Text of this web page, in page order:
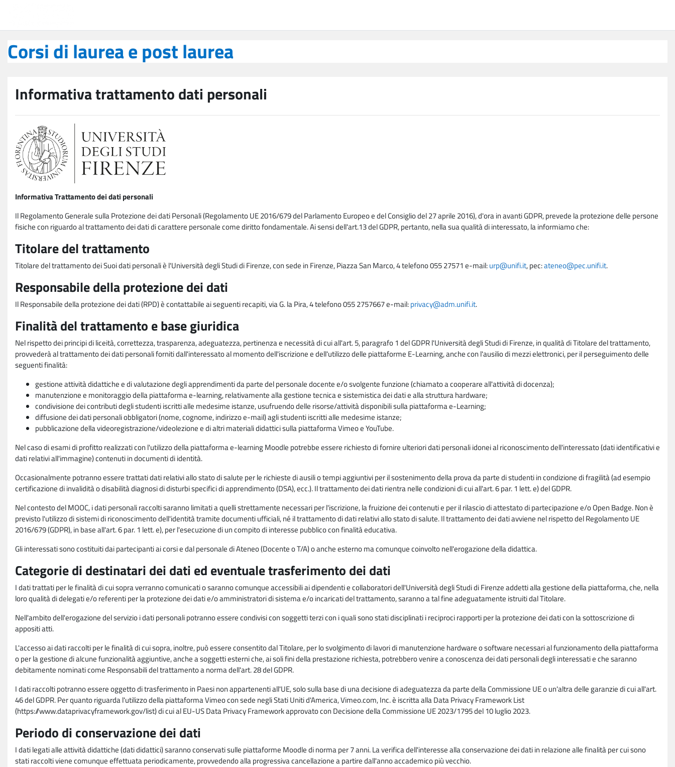
Corsi di laurea e post laurea
Informativa trattamento dati personali
Informativa Trattamento dei dati personali
Il Regolamento Generale sulla Protezione dei dati Personali (Regolamento UE 2016/679 del Parlamento Europeo e del Consiglio del 27 aprile 2016), d'ora in avanti GDPR, prevede la protezione delle persone
fisiche con riguardo al trattamento dei dati di carattere personale come diritto fondamentale. Ai sensi dell'art.13 del GDPR, pertanto, nella sua qualità di interessato, la informiamo che:
Titolare del trattamento
Titolare del trattamento dei Suoi dati personali è l'Università degli Studi di Firenze, con sede in Firenze, Piazza San Marco, 4 telefono 055 27571 e-mail:urp@unifi.it, pec:ateneo@pec.unifi.it.
Responsabile della protezione dei dati
Il Responsabile della protezione dei dati (RPD) è contattabile ai seguenti recapiti, via G. la Pira, 4 telefono 055 2757667 e-mail:privacy@adm.unifi.it.
Finalità del trattamento e base giuridica
Nel rispetto dei principi di liceità, correttezza, trasparenza, adeguatezza, pertinenza e necessità di cui all'art. 5, paragrafo 1 del GDPR l'Università degli Studi di Firenze, in qualità di Titolare del trattamento,
provvederà al trattamento dei dati personali forniti dall'interessato al momento dell'iscrizione e dell'utilizzo delle piattaforme E-Learning, anche con l'ausilio di mezzi elettronici, per il perseguimento delle
seguenti finalità:
gestione attività didattiche e di valutazione degli apprendimenti da parte del personale docente e/o svolgente funzione (chiamato a cooperare all'attività di docenza);
manutenzione e monitoraggio della piattaforma e-learning, relativamente alla gestione tecnica e sistemistica dei dati e alla struttura hardware;
condivisione dei contributi degli studenti iscritti alle medesime istanze, usufruendo delle risorse/attività disponibili sulla piattaforma e-Learning;
diffusione dei dati personali obbligatori (nome, cognome, indirizzo e-mail) agli studenti iscritti alle medesime istanze;
pubblicazione della videoregistrazione/videolezione e di altri materiali didattici sulla piattaforma Vimeo e YouTube.
Nel caso di esami di profitto realizzati con l'utilizzo della piattaforma e-learning Moodle potrebbe essere richiesto di fornire ulteriori dati personali idonei al riconoscimento dell'interessato (dati identificativi e
dati relativi all'immagine) contenuti in documenti di identità.
Occasionalmente potranno essere trattati dati relativi allo stato di salute per le richieste di ausili o tempi aggiuntivi per il sostenimento della prova da parte di studenti in condizione di fragilità (ad esempio
certificazione di invalidità o disabilità diagnosi di disturbi specifici di apprendimento (DSA), ecc.). Il trattamento dei dati rientra nelle condizioni di cui all'art. 6 par. 1 lett. e) del GDPR.
Nel contesto del MOOC, i dati personali raccolti saranno limitati a quelli strettamente necessari per l'iscrizione, la fruizione dei contenuti e per il rilascio di attestato di partecipazione e/o Open Badge. Non è
previsto l'utilizzo di sistemi di riconoscimento dell'identità tramite documenti ufficiali, né il trattamento di dati relativi allo stato di salute. Il trattamento dei dati avviene nel rispetto del Regolamento UE
2016/679 (GDPR), in base all'art. 6 par. 1 lett. e), per l'esecuzione di un compito di interesse pubblico con finalità educativa.
Gli interessati sono costituiti dai partecipanti ai corsi e dal personale di Ateneo (Docente o T/A) o anche esterno ma comunque coinvolto nell'erogazione della didattica.
Categorie di destinatari dei dati ed eventuale trasferimento dei dati
I dati trattati per le finalità di cui sopra verranno comunicati o saranno comunque accessibili ai dipendenti e collaboratori dell'Università degli Studi di Firenze addetti alla gestione della piattaforma, che, nella
loro qualità di delegati e/o referenti per la protezione dei dati e/o amministratori di sistema e/o incaricati del trattamento, saranno a tal fine adeguatamente istruiti dal Titolare.
Nell'ambito dell'erogazione del servizio i dati personali potranno essere condivisi con soggetti terzi con i quali sono stati disciplinati i reciproci rapporti per la protezione dei dati con la sottoscrizione di
appositi atti.
L'accesso ai dati raccolti per le finalità di cui sopra, inoltre, può essere consentito dal Titolare, per lo svolgimento di lavori di manutenzione hardware o software necessari al funzionamento della piattaforma
o per la gestione di alcune funzionalità aggiuntive, anche a soggetti esterni che, ai soli fini della prestazione richiesta, potrebbero venire a conoscenza dei dati personali degli interessati e che saranno
debitamente nominati come Responsabili del trattamento a norma dell'art. 28 del GDPR.
I dati raccolti potranno essere oggetto di trasferimento in Paesi non appartenenti all'UE, solo sulla base di una decisione di adeguatezza da parte della Commissione UE o un'altra delle garanzie di cui all'art.
46 del GDPR. Per quanto riguarda l'utilizzo della piattaforma Vimeo con sede negli Stati Uniti d'America, Vimeo.com, Inc. è iscritta alla Data Privacy Framework List
(https://www.dataprivacyframework.gov/list) di cui al EU-US Data Privacy Framework approvato con Decisione della Commissione UE 2023/1795 del 10 luglio 2023.
Periodo di conservazione dei dati
I dati legati alle attività didattiche (dati didattici) saranno conservati sulle piattaforme Moodle di norma per 7 anni. La verifica dell'interesse alla conservazione dei dati in relazione alle finalità per cui sono
stati raccolti viene comunque effettuata periodicamente, provvedendo alla progressiva cancellazione a partire dall'anno accademico più vecchio.